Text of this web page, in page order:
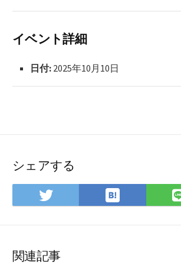
イベント詳細
日付: 2025年10月10日
シェアする
Twitter
で
ア
は
て
関連記事